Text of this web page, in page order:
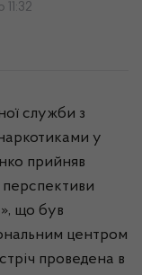
служби з
у
прийняв
перспективи
що був
центром
проведена в